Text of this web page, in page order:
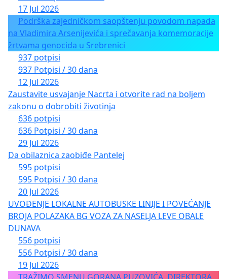
17 Jul 2026
Podrška zajedničkom saopštenju povodom napada
na Vladimira Arsenijevića i sprečavanja komemoracije
žrtvama genocida u Srebrenici
937 potpisi
937 Potpisi / 30 dana
12 Jul 2026
Zaustavite usvajanje Nacrta i otvorite rad na boljem
zakonu o dobrobiti životinja
636 potpisi
636 Potpisi / 30 dana
29 Jul 2026
Da obilaznica zaobiđe Pantelej
595 potpisi
595 Potpisi / 30 dana
20 Jul 2026
UVOĐENJE LOKALNE AUTOBUSKE LINIJE I POVEĆANJE
BROJA POLAZAKA BG VOZA ZA NASELJA LEVE OBALE
DUNAVA
556 potpisi
556 Potpisi / 30 dana
19 Jul 2026
TRAŽIMO SMENU GORANA PUZOVIĆA, DIREKTORA